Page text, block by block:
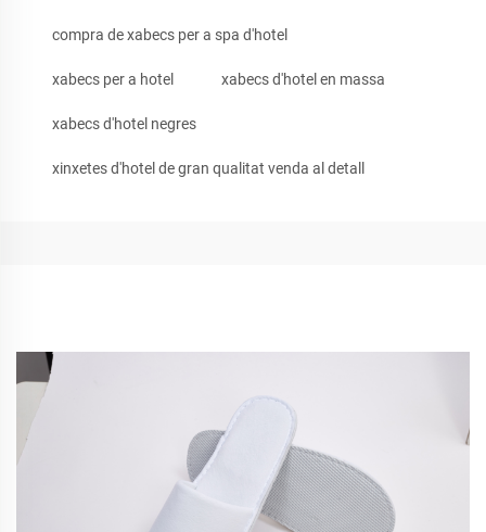
compra de xabecs per a spa d'hotel
xabecs per a hotel xabecs d'hotel en massa
xabecs d'hotel negres
xinxetes d'hotel de gran qualitat venda al detall